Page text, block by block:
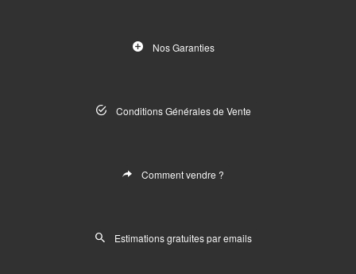
Nos Garanties
Conditions Générales de Vente
Comment vendre ?
Estimations gratuites par emails